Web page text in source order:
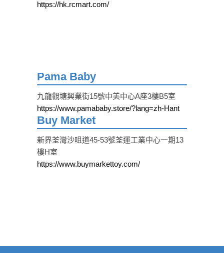
https://hk.rcmart.com/
Pama Baby
九龍觀塘興業街15號中美中心A座3樓B5室
https://www.pamababy.store/?lang=zh-Hant
Buy Market
新界荃灣沙咀道45-53號荃運工業中心一期13
樓H室
https://www.buymarkettoy.com/